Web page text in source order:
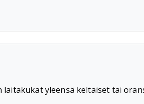
laitakukat yleensä keltaiset tai